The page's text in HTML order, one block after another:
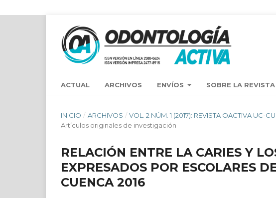
ACTUAL ARCHIVOS ENVÍOS SOBRE LA REVISTA
INICIO / ARCHIVOS / VOL. 2 NÚM. 1 (2017): REVISTA OACTIVA UC-
Artículos originales de investigación
RELACIÓN ENTRE LA CARIES Y
EXPRESADOS POR ESCOLARES
CUENCA 2016